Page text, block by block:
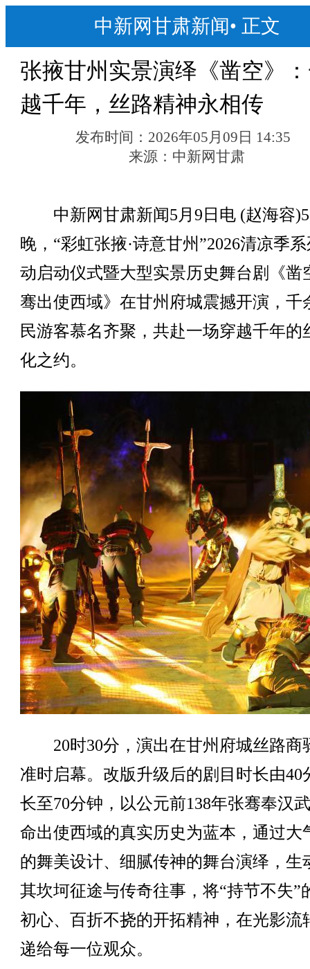
中新网甘肃新闻• 正文
张掖甘州实景演绎《凿空》
越千年，丝路精神永相传
发布时间： 2026年05月09日 14:35
来源： 中新网甘肃
中新网甘肃新闻5月9日电 (赵海容)5
晚，“彩虹张掖·诗意甘州”2026清凉季
动启动仪式暨大型实景历史舞台剧《凿
骞出使西域》在甘州府城震撼开演，千
民游客慕名齐聚，共赴一场穿越千年的
化之约。
20时30分，演出在甘州府城丝路商
准时启幕。改版升级后的剧目时长由40
长至70分钟，以公元前138年张骞奉汉
命出使西域的真实历史为蓝本，通过大
的舞美设计、细腻传神的舞台演绎，生
其坎坷征途与传奇往事，将“持节不失”
初心、百折不挠的开拓精神，在光影流
递给每一位观众。